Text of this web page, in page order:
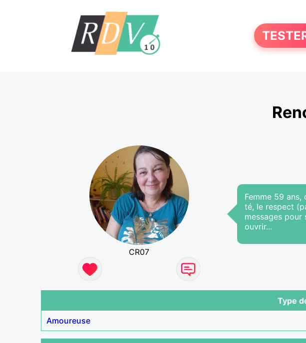
CR07
Femme 59
té, le respect
messages
ouvrir...
Type
Amoureuse